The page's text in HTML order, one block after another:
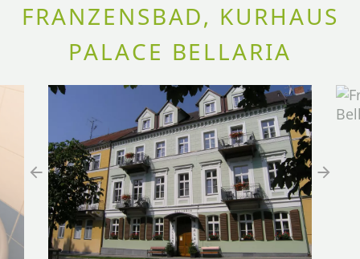
FRANZENSBAD, KURHAUS
PALACE BELLARIA